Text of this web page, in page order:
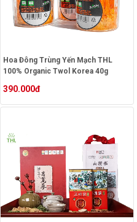
Hoa Đông Trùng Yến Mạch THL
100% Organic Twol Korea 40g
390.000đ